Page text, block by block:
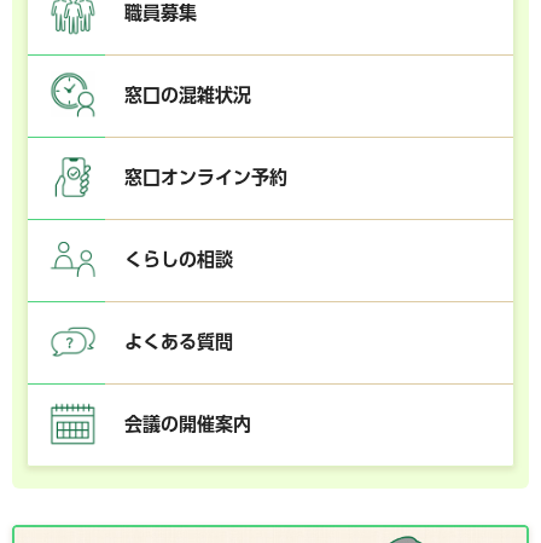
職員募集
窓口の混雑状況
窓口オンライン予約
くらしの相談
よくある質問
会議の開催案内